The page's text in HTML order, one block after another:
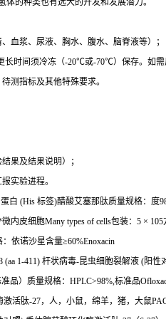
血浆、尿液、胸水、腹水、脑脊液等）；
长时间须冷冻（-20℃或-70℃）保存。如
测指标及其他特殊要求。
果及结果说明）；
实验进程。
蛋白 (His 标签)醋酸艾塞那肽质量规格：度
内皮细胞Many types of cells包装： 5 × 105
依诺沙星含量≥60%Enoxacin
1-411) 杆状病毒-昆虫细胞裂解液 (阳性
品）质量规格： HPLC>98%, 标准品
激活肽-27，人，小鼠，绵羊，猪，大鼠